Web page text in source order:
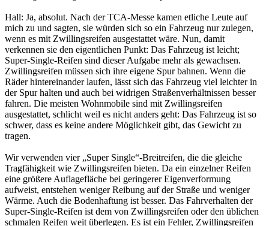
Hall: Ja, absolut. Nach der TCA-Messe kamen etliche Leute auf
mich zu und sagten, sie würden sich so ein Fahrzeug nur zulegen,
wenn es mit Zwillingsreifen ausgestattet wäre. Nun, damit
verkennen sie den eigentlichen Punkt: Das Fahrzeug ist leicht;
Super-Single-Reifen sind dieser Aufgabe mehr als gewachsen.
Zwillingsreifen müssen sich ihre eigene Spur bahnen. Wenn die
Räder hintereinander laufen, lässt sich das Fahrzeug viel leichter in
der Spur halten und auch bei widrigen Straßenverhältnissen besser
fahren. Die meisten Wohnmobile sind mit Zwillingsreifen
ausgestattet, schlicht weil es nicht anders geht: Das Fahrzeug ist so
schwer, dass es keine andere Möglichkeit gibt, das Gewicht zu
tragen.
Wir verwenden vier „Super Single“-Breitreifen, die die gleiche
Tragfähigkeit wie Zwillingsreifen bieten. Da ein einzelner Reifen
eine größere Auflagefläche bei geringerer Eigenverformung
aufweist, entstehen weniger Reibung auf der Straße und weniger
Wärme. Auch die Bodenhaftung ist besser. Das Fahrverhalten der
Super-Single-Reifen ist dem von Zwillingsreifen oder den üblichen
schmalen Reifen weit überlegen. Es ist ein Fehler, Zwillingsreifen